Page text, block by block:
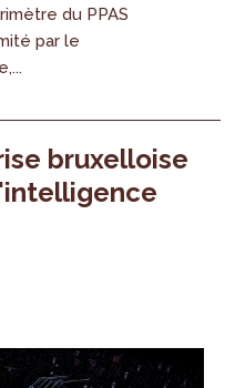
du PPAS
par le
bruxelloise